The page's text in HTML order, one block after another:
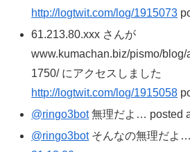
http://logtwit.com/log/1915073
61.213.80.xxx さんが
www.kumachan.biz/pismo/blog/
1750/ にアクセスしました
http://logtwit.com/log/1915058
@ringo3bot無理だよ… posted
@ringo3botそんなの無理だよ